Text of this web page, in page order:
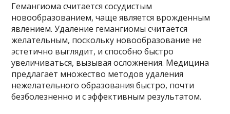
Гемангиома считается сосудистым
новообразованием, чаще является врожденным
явлением. Удаление гемангиомы считается
желательным, поскольку новообразование не
эстетично выглядит, и способно быстро
увеличиваться, вызывая осложнения. Медицина
предлагает множество методов удаления
нежелательного образования быстро, почти
безболезненно и с эффективным результатом.